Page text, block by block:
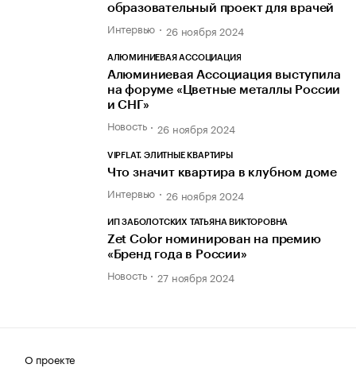
образовательный проект для врачей
Интервью 26 ноября 2024
АЛЮМИНИЕВАЯ АССОЦИАЦИЯ
Алюминиевая Ассоциация выступила
на форуме «Цветные металлы России
и СНГ»
Новость 26 ноября 2024
VIPFLAT. ЭЛИТНЫЕ КВАРТИРЫ
Что значит квартира в клубном доме
Интервью 26 ноября 2024
ИП ЗАБОЛОТСКИХ ТАТЬЯНА ВИКТОРОВНА
Zet Color номинирован на премию
«Бренд года в России»
Новость 27 ноября 2024
О проекте